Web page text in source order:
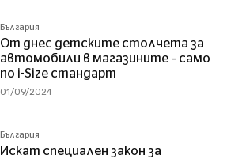
България
От днес детските столчета за
автомобили в магазините – само
по i-Size стандарт
01/09/2024
България
Искат специален закон за